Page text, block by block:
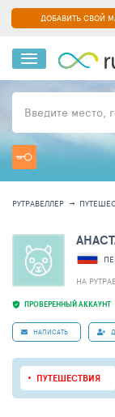
ДОБАВИТЬ СВОЙ
Введите место,
РУТРАВЕЛЛЕР
ПРОВЕРЕННЫЙ АККАУНТ
НА
НАПИСАТЬ
ПУТЕШЕСТВИЯ